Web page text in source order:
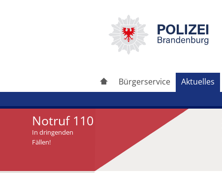
Bürgerservice Aktuelles
Notruf 110
In dringenden
Fällen!